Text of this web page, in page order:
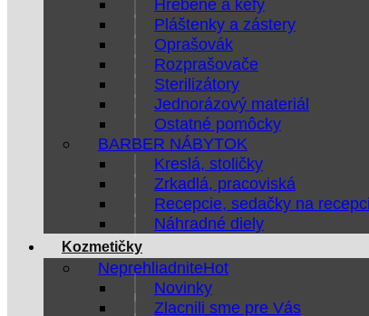
Hrebene a kefy
Pláštenky a zástery
Oprašovák
Rozprašovače
Sterilizátory
Jednorázový materiál
Ostatné pomôcky
BARBER NÁBYTOK
Kreslá, stoličky
Zrkadlá, pracoviská
Recepcie, sedačky na
Náhradné diely
Kozmetičky
Neprehliadnite
Novinky
Zlacnili sme pre Vás